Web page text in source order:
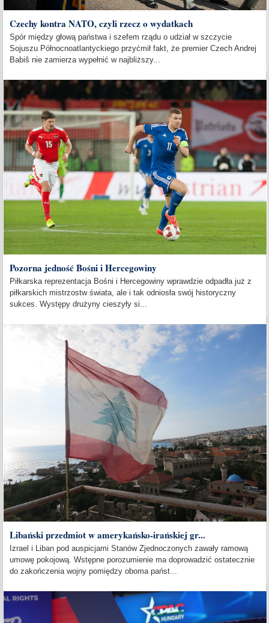
Czechy kontra NATO, czyli rzecz o wydatkach
Spór między głową państwa i szefem rządu o udział w szczycie
Sojuszu Północnoatlantyckiego przyćmił fakt, że premier Czech Andrej
Babiš nie zamierza wypełnić w najbliższy...
Pozorna jedność Bośni i Hercegowiny
Piłkarska reprezentacja Bośni i Hercegowiny wprawdzie odpadła już z
piłkarskich mistrzostw świata, ale i tak odniosła swój historyczny
sukces. Występy drużyny cieszyły si...
Libański przedmiot w amerykańsko-irańskiej gr...
Izrael i Liban pod auspicjami Stanów Zjednoczonych zawały ramową
umowę pokojową. Wstępne porozumienie ma doprowadzić ostatecznie
do zakończenia wojny pomiędzy oboma państ...